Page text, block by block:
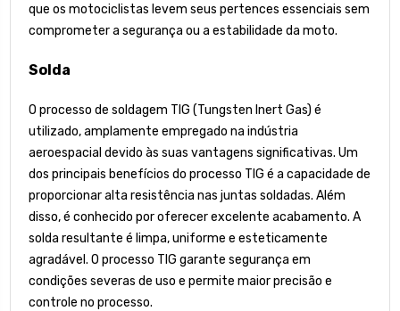
que os motociclistas levem seus pertences essenciais sem
comprometer a segurança ou a estabilidade da moto.
Solda
O processo de soldagem TIG (Tungsten Inert Gas) é
utilizado, amplamente empregado na indústria
aeroespacial devido às suas vantagens significativas. Um
dos principais benefícios do processo TIG é a capacidade de
proporcionar alta resistência nas juntas soldadas. Além
disso, é conhecido por oferecer excelente acabamento. A
solda resultante é limpa, uniforme e esteticamente
agradável. O processo TIG garante segurança em
condições severas de uso e permite maior precisão e
controle no processo.